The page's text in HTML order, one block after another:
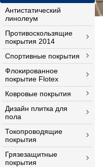
Антистатический
линолеум
Противоскользящие
покрытия 2014
Спортивные покрытия
Флокированное
покрытие Flotex
Ковровые покрытия
Дизайн плитка для
пола
Токопроводящие
покрытия
Грязезащитные
покрытия